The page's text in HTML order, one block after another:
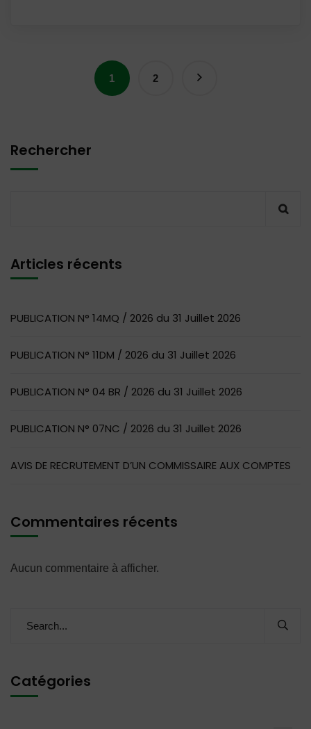
1 2
Rechercher
Articles récents
PUBLICATION N° 14MQ / 2026 du 31 Juillet 2026
PUBLICATION N° 11DM / 2026 du 31 Juillet 2026
PUBLICATION N° 04 BR / 2026 du 31 Juillet 2026
PUBLICATION N° 07NC / 2026 du 31 Juillet 2026
AVIS DE RECRUTEMENT D’UN COMMISSAIRE AUX COMPTES
Commentaires récents
Aucun commentaire à afficher.
Catégories